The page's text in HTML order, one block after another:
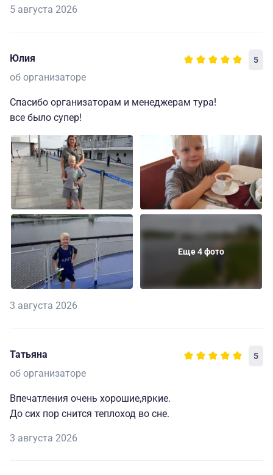
5 августа 2026
Юлия 5
об организаторе
Спасибо организаторам и менеджерам тура!
все было супер!
Еще 4 фото
3 августа 2026
Татьяна 5
об организаторе
Впечатления очень хорошие,яркие.
До сих пор снится теплоход во сне.
3 августа 2026